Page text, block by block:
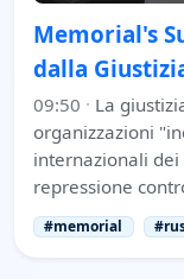
Memorial's
dalla
09:50 · La
organizzazioni
internazionali
repressione
#memorial